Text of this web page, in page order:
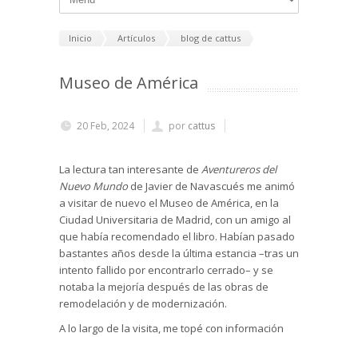
Inicio Artículos blog de cattus
Museo de América
20 Feb, 2024 por cattus
La lectura tan interesante de Aventureros del
Nuevo Mundo de Javier de Navascués me animó
a visitar de nuevo el Museo de América, en la
Ciudad Universitaria de Madrid, con un amigo al
que había recomendado el libro. Habían pasado
bastantes años desde la última estancia –tras un
intento fallido por encontrarlo cerrado– y se
notaba la mejoría después de las obras de
remodelación y de modernización.
A lo largo de la visita, me topé con información